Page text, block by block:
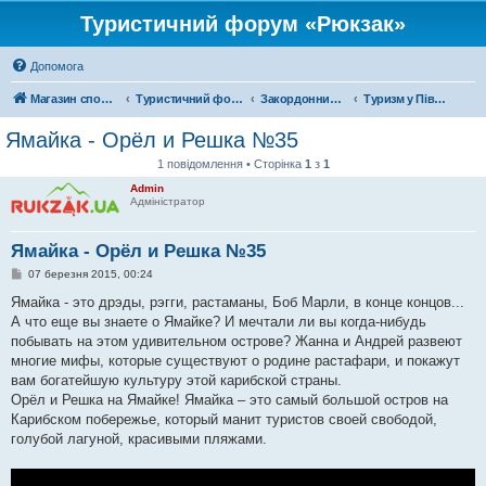
Туристичний форум «Рюкзак»
Допомога
Магазин спорядження Туристичний форум «Рюкзак» Закордонний туризм Туризм у Північній Америці
Ямайка - Орёл и Решка №35
1 повідомлення • Сторінка 1 з 1
Admin
Адміністратор
Ямайка - Орёл и Решка №35
П
в
д
о
л
е
н
я
07 березня 2015, 00:24
Ямайка - это дрэды, рэгги, растаманы, Боб Марли, в конце концов...
А что еще вы знаете о Ямайке? И мечтали ли вы когда-нибудь
побывать на этом удивительном острове? Жанна и Андрей развеют
многие мифы, которые существуют о родине растафари, и покажут
вам богатейшую культуру этой карибской страны.
Орёл и Решка на Ямайке! Ямайка – это самый большой остров на
Карибском побережье, который манит туристов своей свободой,
голубой лагуной, красивыми пляжами.